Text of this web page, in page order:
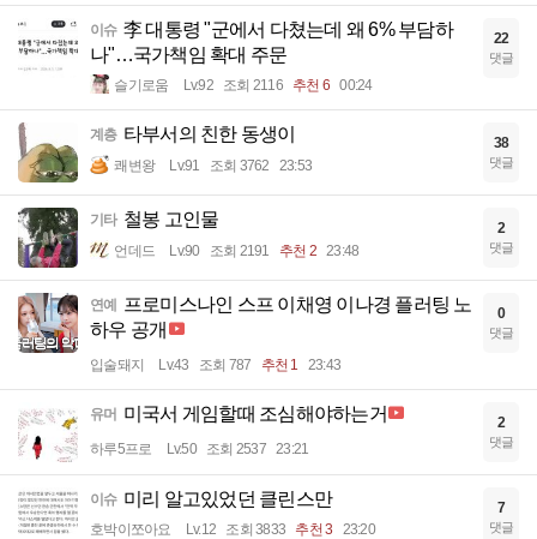
이슈 李 대통령 "군에서 다쳤는데 왜 6% 부담하
나"…국가책임 확대 주문
슬기로움 Lv.92 조회 2116 추천 6 00:24
22
댓글
계층 타부서의 친한 동생이
쾌변왕 Lv.91 조회 3762 23:53
38
댓글
기타 철봉 고인물
언데드 Lv.90 조회 2191 추천 2 23:48
2
댓글
연예 프로미스나인 스프 이채영 이나경 플러팅 노
하우 공개
입술돼지 Lv.43 조회 787 추천 1 23:43
0
댓글
유머 미국서 게임할때 조심해야하는거
하루5프로 Lv.50 조회 2537 23:21
2
댓글
이슈 미리 알고있었던 클린스만
호박이쪼아요 Lv.12 조회 3833 추천 3 23:20
7
댓글